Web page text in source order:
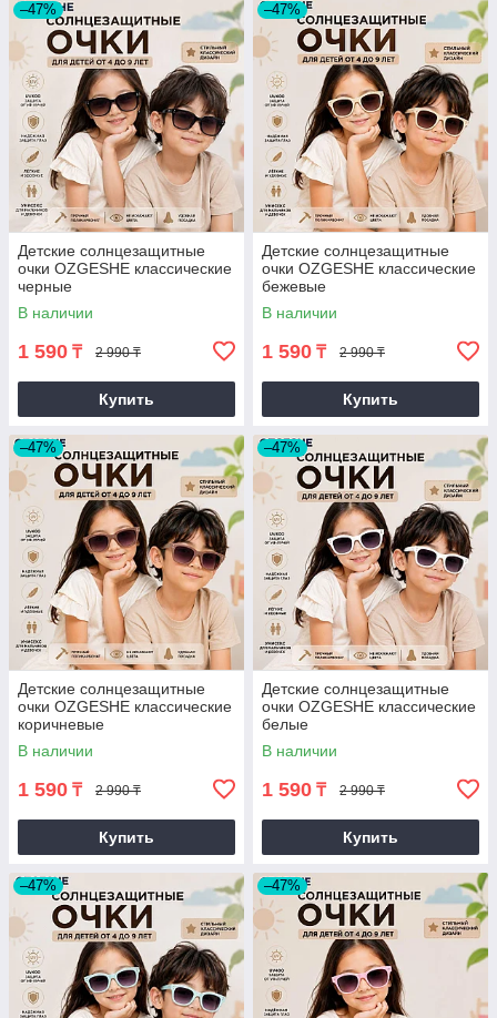
–47%
Детские солнцезащитные
очки OZGESHE классические
черные
В наличии
1 590 ₸ 2 990 ₸
Купить
–47%
Детские солнцезащитные
очки OZGESHE классические
бежевые
В наличии
1 590 ₸ 2 990 ₸
Купить
–47%
Детские солнцезащитные
очки OZGESHE классические
коричневые
В наличии
1 590 ₸ 2 990 ₸
Купить
–47%
Детские солнцезащитные
очки OZGESHE классические
белые
В наличии
1 590 ₸ 2 990 ₸
Купить
–47% –47%